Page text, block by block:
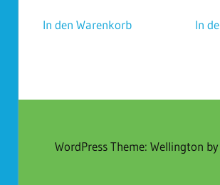
In den Warenkorb In
WordPress Theme: Wellington